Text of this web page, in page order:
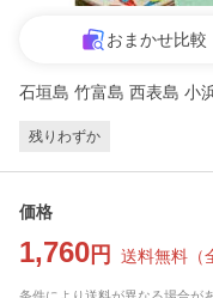
おまかせ比較
石垣島 竹富島 西表島 小
残りわずか
価格
1,760 円 送料無料 （